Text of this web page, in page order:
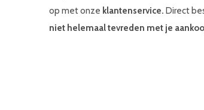
op met onze klantenservice. Direct
niet helemaal tevreden met je